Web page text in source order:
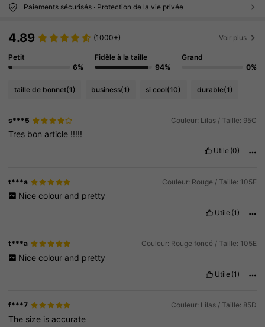
Paiements sécurisés · Protection de la vie privée
4.89 (1000+) Voir plus
Petit
6%
Fidèle à la taille
94%
Grand
0%
taille de bonnet(1) business(1) si cool(10) durable(1)
s***5 Couleur: Lilas / Taille: 95C
Tres bon article !!!!!
Utile (0)
t***a Couleur: Rouge / Taille: 105E
Nice colour and pretty
Utile (1)
t***a Couleur: Rouge foncé / Taille: 105E
Nice colour and pretty
Utile (1)
f***7 Couleur: Lilas / Taille: 85D
The size is accurate